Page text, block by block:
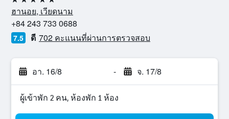
5 ดาว
ฮานอย, เวียดนาม
+84 243 733 0688
7.5 ดี 702 คะแนนที่ผ่านการตรวจสอบ
อา. 16/8 - จ. 17/8
ผู้เข้าพัก 2 คน, ห้องพัก 1 ห้อง